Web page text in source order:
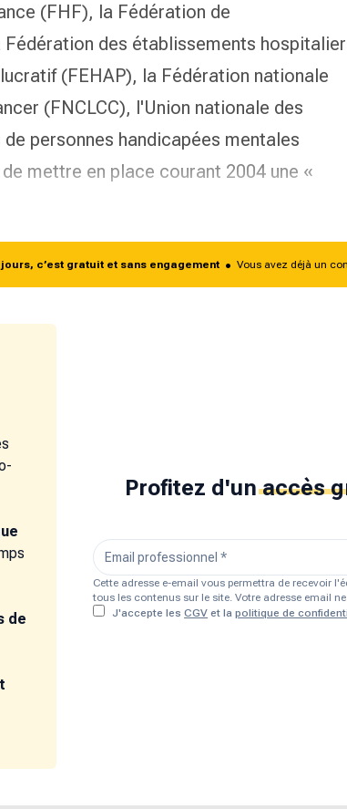
(FHF), la Fédération de
des établissements
(FEHAP), la Fédération nationale
(FNCLCC), l'Union nationale des
personnes handicapées mentales
mettre en place courant 2004 une «
c’est gratuit et sans engagement • Vous avez déjà un
Profitez d'un accès
Cette adresse e-email vous permettra de recevoir
tous les contenus sur le site. Votre adresse email
J'accepte les CGV et la politique de
de